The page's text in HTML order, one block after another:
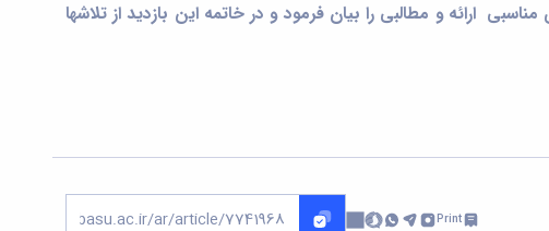
ارائه و مطالبی را بیان فرمود و در خاتمه این بازدید از تلاشها
Print